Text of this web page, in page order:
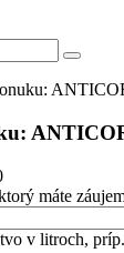
máte
v litroch,